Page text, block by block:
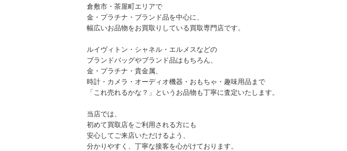
倉敷市・茶屋町エリアで
金・プラチナ・ブランド品を中心に、
幅広いお品物をお買取りしている買取専門店です。
ルイヴィトン・シャネル・エルメスなどの
ブランドバッグやブランド品はもちろん、
金・プラチナ・貴金属、
時計・カメラ・オーディオ機器・おもちゃ・趣味用品まで
「これ売れるかな？」というお品物も丁寧に査定いたします。
当店では、
初めて買取店をご利用される方にも
安心してご来店いただけるよう、
分かりやすく、丁寧な接客を心がけております。